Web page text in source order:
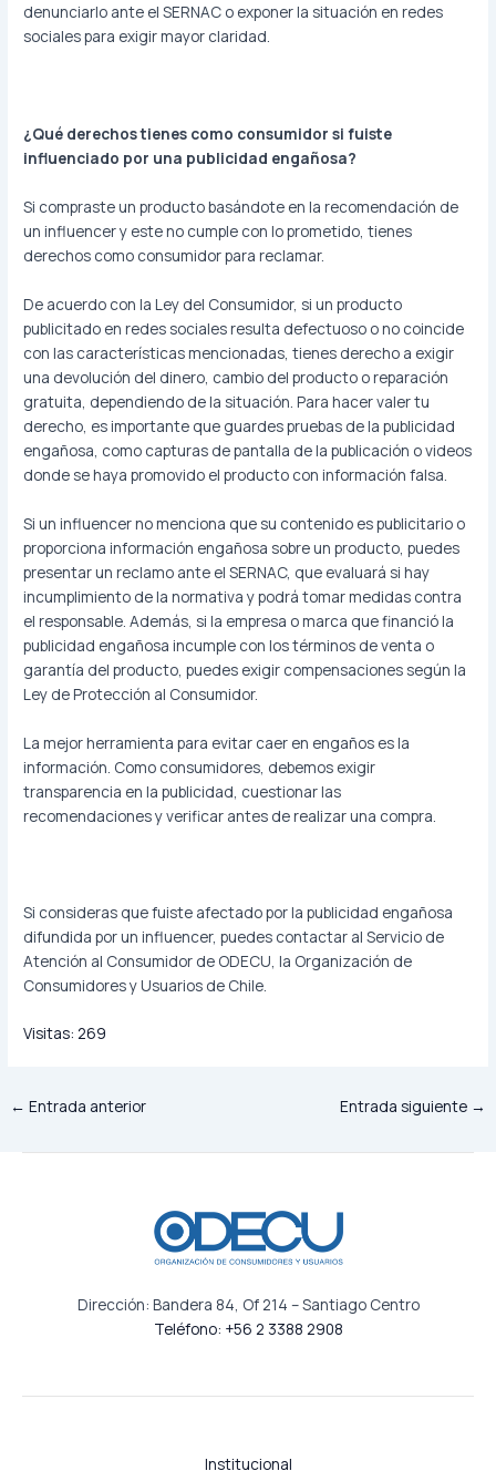
denunciarlo ante el SERNAC o exponer la situación en redes
sociales para exigir mayor claridad.
¿Qué derechos tienes como consumidor si fuiste
influenciado por una publicidad engañosa?
Si compraste un producto basándote en la recomendación de
un influencer y este no cumple con lo prometido, tienes
derechos como consumidor para reclamar.
De acuerdo con la Ley del Consumidor, si un producto
publicitado en redes sociales resulta defectuoso o no coincide
con las características mencionadas, tienes derecho a exigir
una devolución del dinero, cambio del producto o reparación
gratuita, dependiendo de la situación. Para hacer valer tu
derecho, es importante que guardes pruebas de la publicidad
engañosa, como capturas de pantalla de la publicación o videos
donde se haya promovido el producto con información falsa.
Si un influencer no menciona que su contenido es publicitario o
proporciona información engañosa sobre un producto, puedes
presentar un reclamo ante el SERNAC, que evaluará si hay
incumplimiento de la normativa y podrá tomar medidas contra
el responsable. Además, si la empresa o marca que financió la
publicidad engañosa incumple con los términos de venta o
garantía del producto, puedes exigir compensaciones según la
Ley de Protección al Consumidor.
La mejor herramienta para evitar caer en engaños es la
información. Como consumidores, debemos exigir
transparencia en la publicidad, cuestionar las
recomendaciones y verificar antes de realizar una compra.
Si consideras que fuiste afectado por la publicidad engañosa
difundida por un influencer, puedes contactar al Servicio de
Atención al Consumidor de ODECU, la Organización de
Consumidores y Usuarios de Chile.
Visitas: 269
← Entrada anterior Entrada siguiente →
Dirección: Bandera 84, Of 214 – Santiago Centro
Teléfono: +56 2 3388 2908
Institucional